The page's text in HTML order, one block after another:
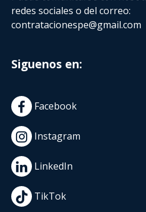
redes sociales o del correo:
contratacionespe@gmail.com
Siguenos en:
Facebook
Instagram
LinkedIn
TikTok